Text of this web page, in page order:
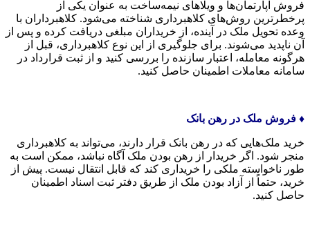
فروش آپارتمان‌ها و ویلاهای نیمه‌ساخت به عنوان یکی از
پرخطرترین روش‌های کلاهبرداری شناخته می‌شود. کلاهبرداران با
وعده تحویل ملک در آینده، از خریداران مبلغی دریافت کرده و پس از
آن ناپدید می‌شوند. برای جلوگیری از این نوع کلاهبرداری، قبل از
هرگونه معامله، اعتبار سازنده را بررسی کنید و از ثبت قرارداد در
سامانه معاملات اطمینان حاصل کنید.
♦️ فروش ملک در رهن بانک
خرید ملک‌هایی که در رهن بانک قرار دارند، می‌تواند به کلاهبرداری
منجر شود. اگر خریدار از رهن بودن ملک آگاه نباشد، ممکن است به
طور ناخواسته ملکی را خریداری کند که قابل انتقال نیست. پیش از
خرید، حتماً از آزاد بودن ملک از طریق دفتر ثبت اسناد اطمینان
حاصل کنید.